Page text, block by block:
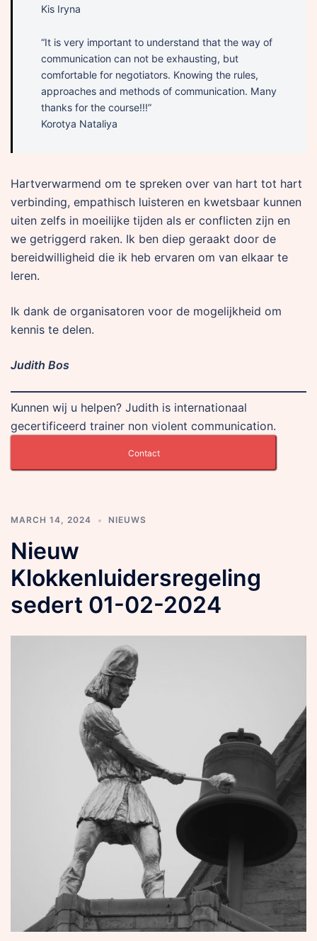
Kis Iryna
“It is very important to understand that the way of
communication can not be exhausting, but
comfortable for negotiators. Knowing the rules,
approaches and methods of communication. Many
thanks for the course!!!”
Korotya Nataliya
Hartverwarmend om te spreken over van hart tot hart
verbinding, empathisch luisteren en kwetsbaar kunnen
uiten zelfs in moeilijke tijden als er conflicten zijn en
we getriggerd raken. Ik ben diep geraakt door de
bereidwilligheid die ik heb ervaren om van elkaar te
leren.
Ik dank de organisatoren voor de mogelijkheid om
kennis te delen.
Judith Bos
Kunnen wij u helpen? Judith is internationaal
gecertificeerd trainer non violent communication.
Contact
MARCH 14, 2024 NIEUWS
Nieuw
Klokkenluidersregeling
sedert 01-02-2024